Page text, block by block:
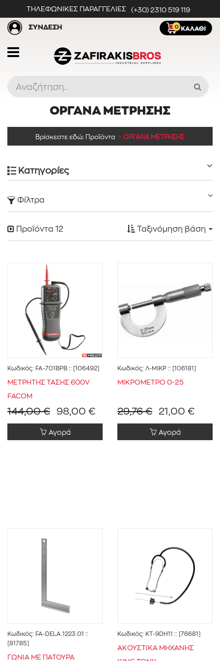
ΤΗΛΕΦΩΝΙΚΕΣ ΠΑΡΑΓΓΕΛΙΕΣ (+30) 2310 519 119
0
ΣΥΝΔΕΣΗ
ΟΡΓΑΝΑ ΜΕΤΡΗΣΗΣ
Βρίσκεστε εδώ: Προϊόντα ΟΡΓΑΝΑ ΜΕΤΡΗΣΗΣ
Κατηγορίες
Φίλτρα
FACOM
KING TONY
(3)
ΣΥΝΕΡΓ.ΑΥΤΟΚΙΝΗΤΩΝ
ΣΥΝΕΡΓ.ΒΑΡΕΩΝ ΟΧΗΜΑΤΩΝ
ΣΥΝΕΡΓ.ΕΠΑΓΓΕΛΜΑΤΙΚΩΝ ΟΧΗΜΑΤΩΝ
(3)
ΣΥΝΕΡΓ.ΨΥΚΤΙΚΩΝ - ΚΛΙΜΑΣΤΙΚΩΝ-
ΚΑΥΣΤΗΡΩΝ
ΣΥΝΕΡΓΕΙΑ ΝΑΥΤΙΛΙΑΚΩΝ
ΣΥΝΟΛΟ ΑΓΟΡΑΣ
Προϊόντα 12 Ταξινόμηση βάση
Κωδικός: FA-701BPB :: [106492]
ΜΕΤΡΗΤΗΣ ΤΑΣΗΣ 600V
FACOM
144,00 € 98,00 €
Αγορά
Κωδικός: Λ-ΜΙΚΡ :: [106181]
ΜΙΚΡΟΜΕΤΡΟ 0-25
29,76 € 21,00 €
Αγορά
Κωδικός: FA-DELA.1223.01 ::
[81785]
ΓΩΝΙΑ ΜΕ ΠΑΤΟΥΡΑ
Κωδικός: KT-9DH11 :: [76681]
ΑΚΟΥΣΤΙΚΑ ΜΗΧΑΝΗΣ